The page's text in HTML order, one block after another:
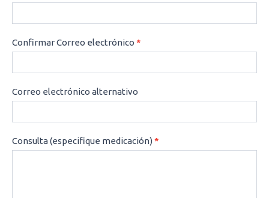
Confirmar Correo electrónico *
Correo electrónico alternativo
Consulta (especifique medicación)*